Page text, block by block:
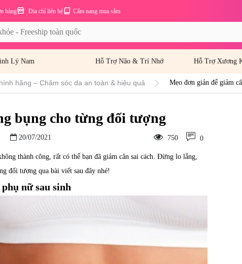
Cẩm nang mua sắm
Địa chỉ liên hệ
hàng
Lý Nam Hỗ Trợ Não & Trí Nhớ Hỗ Trợ Xương
hãng – Chăm sóc da an toàn & hiệu quả Mẹo đơn giản để giảm
bụng cho từng đối tượng
20/07/2021 750 0
thành công, rất có thể bạn đã giảm cân sai cách. Đừng lo lắng,
đối tượng qua bài viết sau đây nhé!
nữ sau sinh